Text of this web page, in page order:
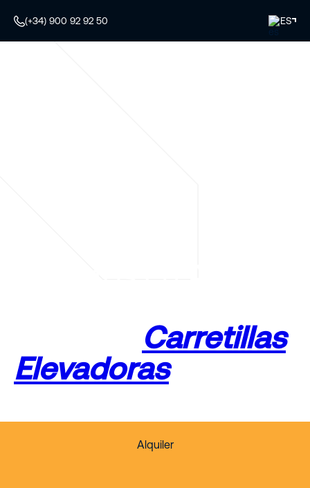
(+34) 900 92 92 50 ES
Carretillas
Elevadoras
Alquiler